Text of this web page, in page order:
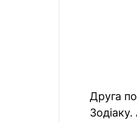
Друга